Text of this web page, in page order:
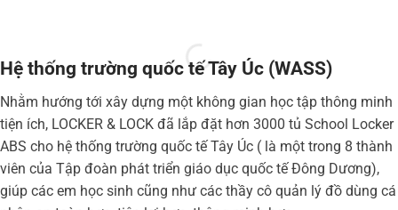
Hệ thống trường quốc tế Tây Úc (WASS)
Nhằm hướng tới xây dựng một không gian học tập thông minh
tiện ích, LOCKER & LOCK đã lắp đặt hơn 3000 tủ School Locker
ABS cho hệ thống trường quốc tế Tây Úc ( là một trong 8 thành
viên của Tập đoàn phát triển giáo dục quốc tế Đông Dương),
giúp các em học sinh cũng như các thầy cô quản lý đồ dùng cá